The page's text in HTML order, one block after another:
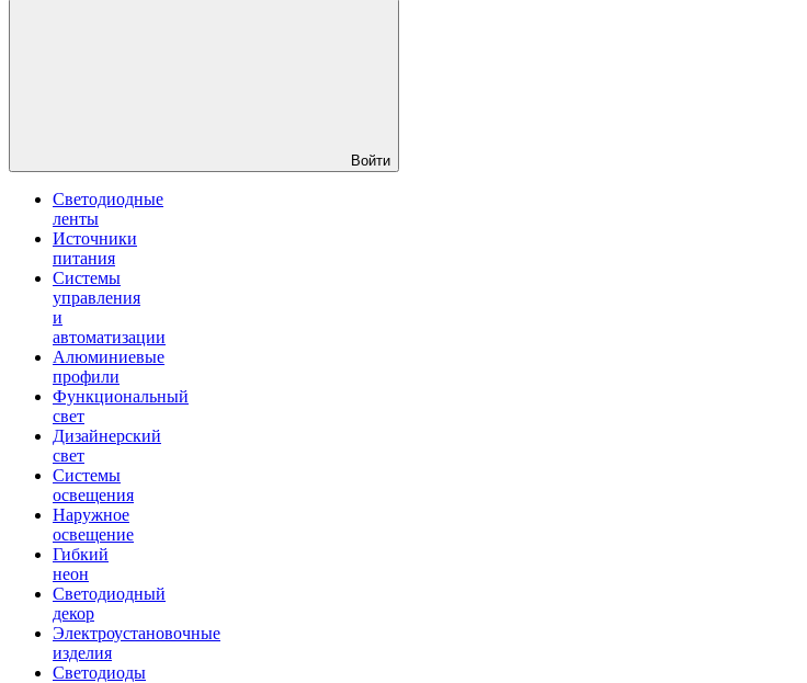
Войти
Светодиодные
ленты
Источники
питания
Системы
управления
и
автоматизации
Алюминиевые
профили
Функциональный
свет
Дизайнерский
свет
Системы
освещения
Наружное
освещение
Гибкий
неон
Светодиодный
декор
Электроустановочные
изделия
Светодиоды